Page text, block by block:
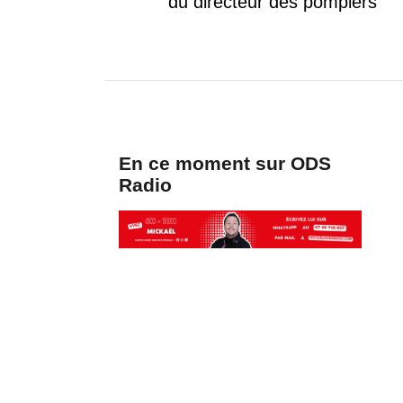
En ce moment sur ODS
Radio